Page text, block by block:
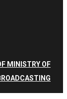
MINISTRY OF